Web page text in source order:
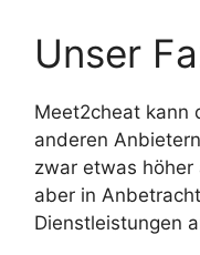
Unser
Meet2cheat kann
anderen
zwar etwas
aber in
Dienstleistungen